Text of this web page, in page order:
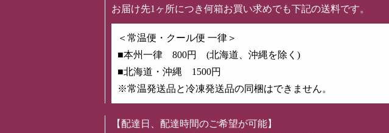
お届け先1ヶ所につき何箱お買い求めでも下記の送料です。
＜常温便・クール便 一律＞
■本州一律 800円 (北海道、沖縄を除く)
■北海道・沖縄 1500円
※常温発送品と冷凍発送品の同梱はできません。
【配達日、配達時間のご希望が可能】